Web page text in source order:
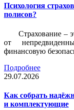
Психология
полисов?
Страхование –
от
финансовую
Подробнее
29.07.2026
Как собрать
и комплектующие